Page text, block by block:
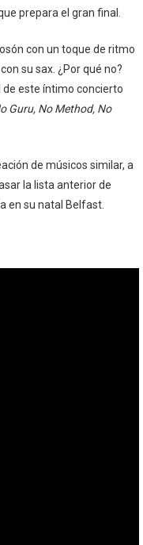
prepara el gran final.
con un toque de ritmo
su sax. ¿Por qué no?
de este íntimo concierto
Guru, No Method, No
de músicos similar, a
la lista anterior de
en su natal Belfast.